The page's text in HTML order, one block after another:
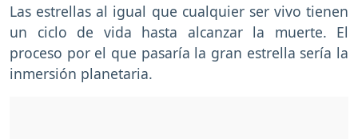
Las estrellas al igual que cualquier ser vivo tienen
un ciclo de vida hasta alcanzar la muerte. El
proceso por el que pasaría la gran estrella sería la
inmersión planetaria.